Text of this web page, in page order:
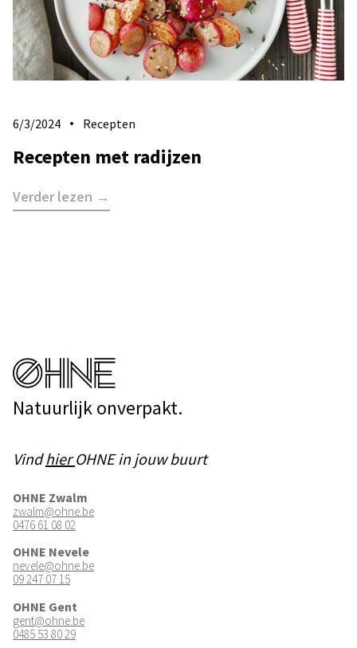
6/3/2024 Recepten
Recepten met radijzen
Verder lezen →
Natuurlijk onverpakt.
VindhierOHNE in jouw buurt
OHNE Zwalm
zwalm@ohne.be
0476 61 08 02
OHNE Nevele
nevele@ohne.be
09 247 07 15
OHNE Gent
gent@ohne.be
0485 53 80 29